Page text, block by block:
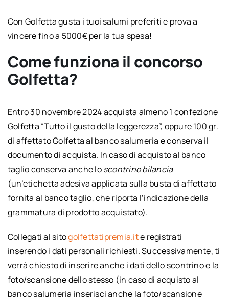
Con Golfetta gusta i tuoi salumi preferiti e prova a
vincere fino a 5000€ per la tua spesa!
Come funziona il concorso
Golfetta?
Entro 30 novembre 2024 acquista almeno 1 confezione
Golfetta “Tutto il gusto della leggerezza”, oppure 100 gr.
di affettato Golfetta al banco salumeria e conserva il
documento di acquista. In caso di acquisto al banco
taglio conserva anche loscontrino bilancia
(un’etichetta adesiva applicata sulla busta di affettato
fornita al banco taglio, che riporta l’indicazione della
grammatura di prodotto acquistato).
Collegati al sitogolfettatipremia.ite registrati
inserendo i dati personali richiesti. Successivamente, ti
verrà chiesto di inserire anche i dati dello scontrino e la
foto/scansione dello stesso (in caso di acquisto al
banco salumeria inserisci anche la foto/scansione